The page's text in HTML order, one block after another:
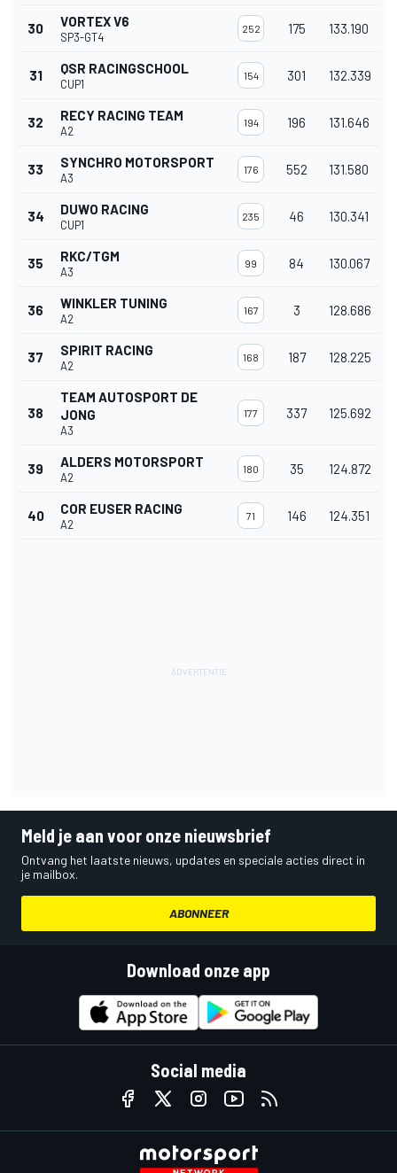
30 VORTEX V6
SP3-GT4
252 175 133.190
31 QSR RACINGSCHOOL
CUP1
154 301 132.339
32 RECY RACING TEAM
A2
194 196 131.646
33 SYNCHRO MOTORSPORT
A3
176 552 131.580
34 DUWO RACING
CUP1
235 46 130.341
35 RKC/TGM
A3
99 84 130.067
36 WINKLER TUNING
A2
167 3 128.686
37 SPIRIT RACING
A2
168 187 128.225
38
TEAM AUTOSPORT DE
JONG
A3
177 337 125.692
39 ALDERS MOTORSPORT
A2
180 35 124.872
40 COR EUSER RACING
A2
71 146 124.351
Meld je aan voor onze nieuwsbrief
Ontvang het laatste nieuws, updates en speciale acties direct in
je mailbox.
ABONNEER
Download onze app
Social media